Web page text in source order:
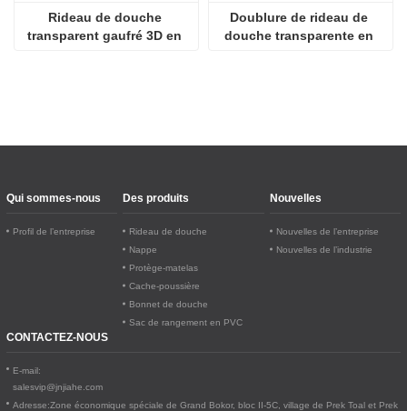
Rideau de douche
transparent gaufré 3D en
Doublure de rideau de
douche transparente en
Qui sommes-nous
Profil de l’entreprise
Des produits
Rideau de douche
Nappe
Protège-matelas
Cache-poussière
Bonnet de douche
Sac de rangement en PVC
Nouvelles
Nouvelles de l’entreprise
Nouvelles de l’industrie
CONTACTEZ-NOUS
E-mail:
salesvip@jnjiahe.com
Adresse:Zone économique spéciale de Grand Bokor, bloc II-5C, village de Prek Toal et Prek